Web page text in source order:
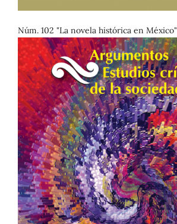
Núm. 102 "La novela histórica en México"